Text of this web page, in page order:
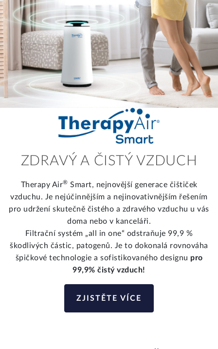
ZDRAVÝ A ČISTÝ VZDUCH
Therapy Air® Smart, nejnovější generace čištiček
vzduchu. Je nejúčinnějším a nejinovativnějším řešením
pro udržení skutečně čistého a zdravého vzduchu u vás
doma nebo v kanceláři.
Filtrační systém „all in one“ odstraňuje 99,9 %
škodlivých částic, patogenů. Je to dokonalá rovnováha
špičkové technologie a sofistikovaného designu pro
99,9% čistý vzduch!
ZJISTĚTE VÍCE